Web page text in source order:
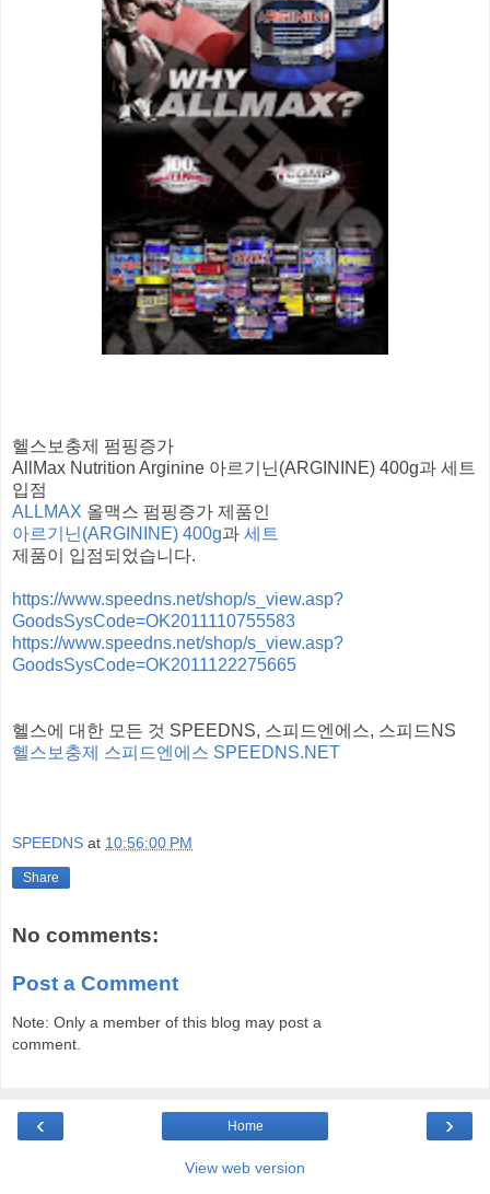
헬스보충제 펌핑증가
AllMax Nutrition Arginine 아르기닌(ARGININE) 400g과 세트
입점
ALLMAX 올맥스 펌핑증가 제품인
아르기닌(ARGININE) 400g과 세트
제품이 입점되었습니다.
https://www.speedns.net/shop/s_view.asp?
GoodsSysCode=OK2011110755583
https://www.speedns.net/shop/s_view.asp?
GoodsSysCode=OK2011122275665
헬스에 대한 모든 것 SPEEDNS, 스피드엔에스, 스피드NS
헬스보충제 스피드엔에스 SPEEDNS.NET
SPEEDNS at 10:56:00 PM
Share
No comments:
Post a Comment
Note: Only a member of this blog may post a
comment.
‹ ›
Home
View web version